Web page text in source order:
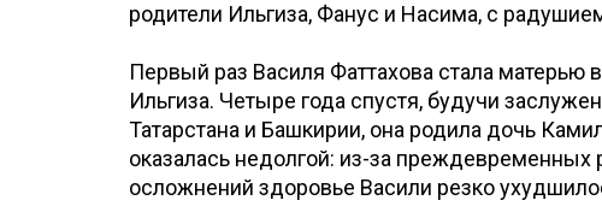
родители Ильгиза, Фанус и Насима, с
Первый раз Василя Фаттахова стала матерью
Ильгиза. Четыре года спустя, будучи
Татарстана и Башкирии, она родила дочь
оказалась недолгой: из-за
осложнений здоровье Васили резко